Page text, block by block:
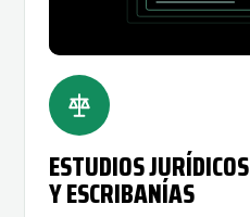
ESTUDIOS JURÍDICOS
Y ESCRIBANÍAS